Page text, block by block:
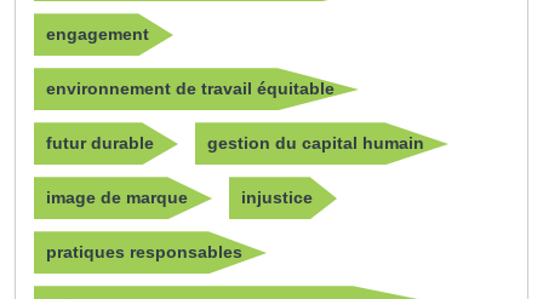
engagement
environnement de travail équitable
futur durable gestion du capital humain
image de marque injustice
pratiques responsables